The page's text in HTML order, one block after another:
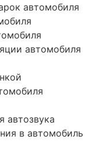
автомобиля
автомобиля
автозвука
в автомобиль